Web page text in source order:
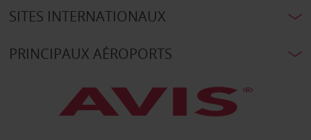
SITES INTERNATIONAUX
PRINCIPAUX AÉROPORTS